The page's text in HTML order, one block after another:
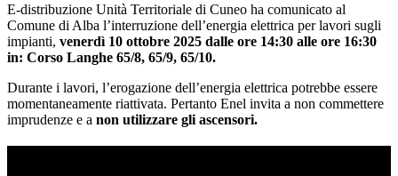
E-distribuzione Unità Territoriale di Cuneo ha comunicato al
Comune di Alba l’interruzione dell’energia elettrica per lavori sugli
impianti, venerdì 10 ottobre 2025 dalle ore 14:30 alle ore 16:30
in: Corso Langhe 65/8, 65/9, 65/10.
Durante i lavori, l’erogazione dell’energia elettrica potrebbe essere
momentaneamente riattivata. Pertanto Enel invita a non commettere
imprudenze e a non utilizzare gli ascensori.